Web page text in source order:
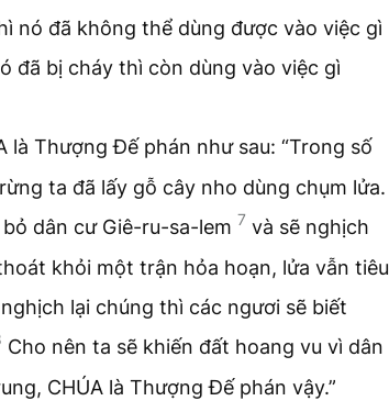
nó đã không thể dùng được vào việc gì
đã bị cháy thì còn dùng vào việc gì
là Thượng Đế phán như sau: “Trong số
ta đã lấy gỗ cây nho dùng chụm lửa.
dân cư Giê-ru-sa-lem 7 và sẽ nghịch
khỏi một trận hỏa hoạn, lửa vẫn tiêu
lại chúng thì các ngươi sẽ biết
Cho nên ta sẽ khiến đất hoang vu vì dân
CHÚA là Thượng Đế phán vậy.”